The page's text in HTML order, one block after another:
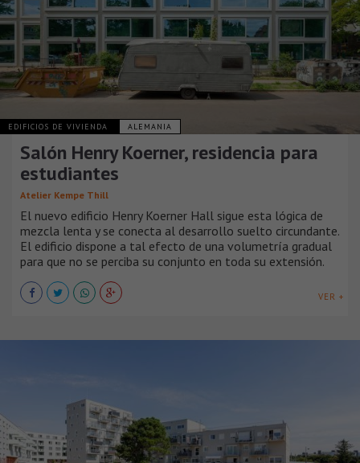
EDIFICIOS DE VIVIENDA ALEMANIA
Salón Henry Koerner, residencia para
estudiantes
Atelier Kempe Thill
El nuevo edificio Henry Koerner Hall sigue esta lógica de
mezcla lenta y se conecta al desarrollo suelto circundante.
El edificio dispone a tal efecto de una volumetría gradual
para que no se perciba su conjunto en toda su extensión.
VER +